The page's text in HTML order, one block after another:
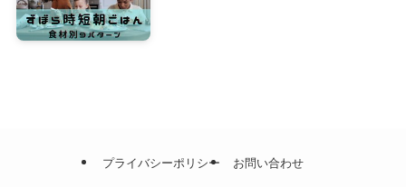
プライバシーポリシー お問い合わせ